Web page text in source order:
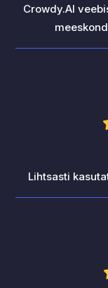
Crowdy.AI
Lihtsasti